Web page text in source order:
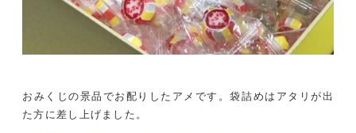
おみくじの景品でお配りしたアメです。袋詰めはアタリが出
た方に差し上げました。